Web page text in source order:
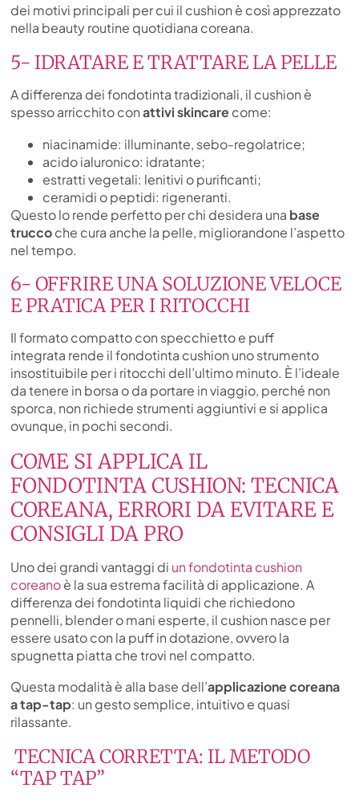
dei motivi principali per cui il cushion è così apprezzato
nella beauty routine quotidiana coreana.
5- IDRATARE E TRATTARE LA PELLE
A differenza dei fondotinta tradizionali, il cushion è
spesso arricchito conattivi skincarecome:
niacinamide: illuminante, sebo-regolatrice;
acido ialuronico: idratante;
estratti vegetali: lenitivi o purificanti;
ceramidi o peptidi: rigeneranti.
Questo lo rende perfetto per chi desidera una base
truccoche cura anche la pelle, migliorandone l’aspetto
nel tempo.
6- OFFRIRE UNA SOLUZIONE VELOCE
E PRATICA PER I RITOCCHI
Il formato compatto con specchietto e puff
integrata rende il fondotinta cushion uno strumento
insostituibile per i ritocchi dell’ultimo minuto. È l’ideale
da tenere in borsa o da portare in viaggio, perché non
sporca, non richiede strumenti aggiuntivi e si applica
ovunque, in pochi secondi.
COME SI APPLICA IL
FONDOTINTA CUSHION: TECNICA
COREANA, ERRORI DA EVITARE E
CONSIGLI DA PRO
Uno dei grandi vantaggi di un fondotinta cushion
coreanoè la sua estrema facilità di applicazione. A
differenza dei fondotinta liquidi che richiedono
pennelli, blender o mani esperte, il cushion nasce per
essere usato con la puff in dotazione, ovvero la
spugnetta piatta che trovi nel compatto.
Questa modalità è alla base dell’applicazione coreana
a tap-tap: un gesto semplice, intuitivo e quasi
rilassante.
TECNICA CORRETTA: IL METODO
“TAP TAP”